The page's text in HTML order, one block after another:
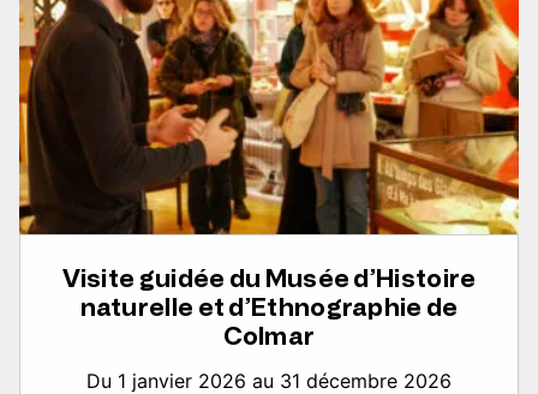
Visite guidée du Musée d’Histoire
naturelle et d’Ethnographie de
Colmar
Du 1 janvier 2026 au 31 décembre 2026